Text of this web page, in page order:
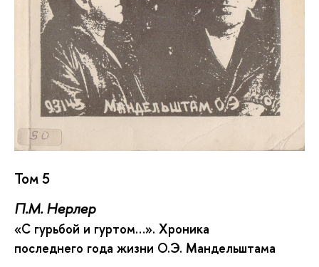
Том 5
П.М. Нерлер
«С гурьбой и гуртом…». Хроника
последнего года жизни О.Э. Мандельштама